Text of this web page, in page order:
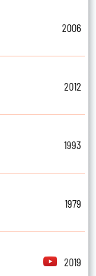
2006
2012
1993
1979
2019